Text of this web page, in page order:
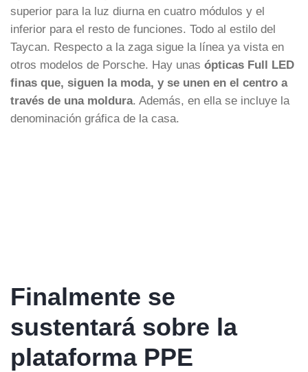
superior para la luz diurna en cuatro módulos y el
inferior para el resto de funciones. Todo al estilo del
Taycan. Respecto a la zaga sigue la línea ya vista en
otros modelos de Porsche. Hay unas ópticas Full LED
finas que, siguen la moda, y se unen en el centro a
través de una moldura. Además, en ella se incluye la
denominación gráfica de la casa.
Finalmente se
sustentará sobre la
plataforma PPE